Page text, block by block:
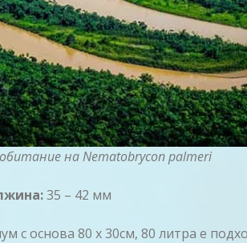
на Nematobrycon palmeri
35 – 42 мм
с основа 80 x 30см, 80 литра е